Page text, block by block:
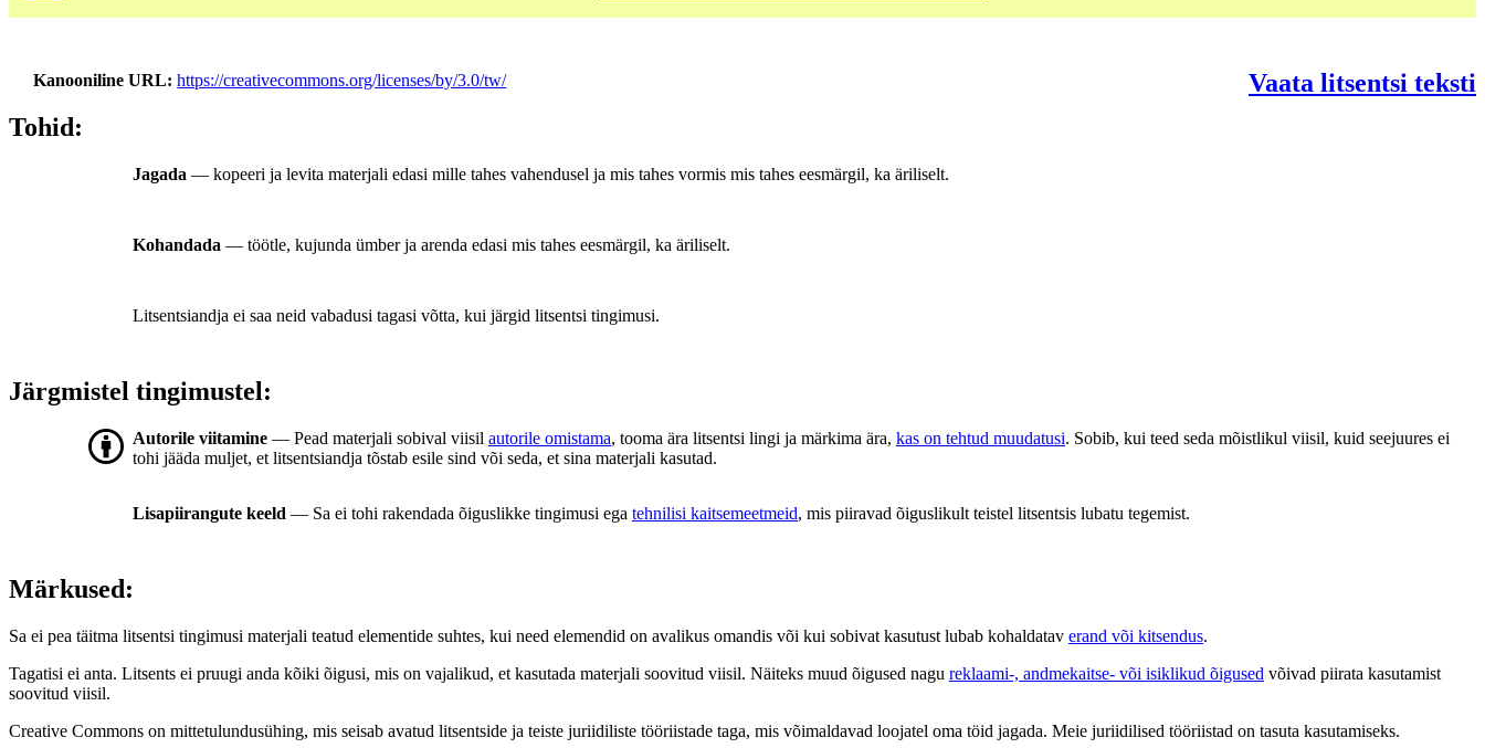
Kanooniline URL https://creativecommons.org/licenses/by/3.0/tw/
Vaata litsentsi teksti
Tohid:
Jagada — kopeeri ja levita materjali edasi mille tahes vahendusel ja mis tahes vormis mis tahes eesmärgil, ka äriliselt.
Kohandada — töötle, kujunda ümber ja arenda edasi mis tahes eesmärgil, ka äriliselt.
Litsentsiandja ei saa neid vabadusi tagasi võtta, kui järgid litsentsi tingimusi.
Järgmistel tingimustel:
Autorile viitamine — Pead materjali sobival viisil autorile omistama, tooma ära litsentsi lingi ja märkima ära, kas on tehtud muudatusi. Sobib, kui teed seda mõistlikul viisil, kuid seejuures ei
tohi jääda muljet, et litsentsiandja tõstab esile sind või seda, et sina materjali kasutad.
Lisapiirangute keeld — Sa ei tohi rakendada õiguslikke tingimusi ega tehnilisi kaitsemeetmeid, mis piiravad õiguslikult teistel litsentsis lubatu tegemist.
Märkused:
Sa ei pea täitma litsentsi tingimusi materjali teatud elementide suhtes, kui need elemendid on avalikus omandis või kui sobivat kasutust lubab kohaldatav erand või kitsendus.
Tagatisi ei anta. Litsents ei pruugi anda kõiki õigusi, mis on vajalikud, et kasutada materjali soovitud viisil. Näiteks muud õigused nagu reklaami-, andmekaitse- või isiklikud õigused võivad piirata kasutamist
soovitud viisil.
Creative Commons on mittetulundusühing, mis seisab avatud litsentside ja teiste juriidiliste tööriistade taga, mis võimaldavad loojatel oma töid jagada. Meie juriidilised tööriistad on tasuta kasutamiseks.